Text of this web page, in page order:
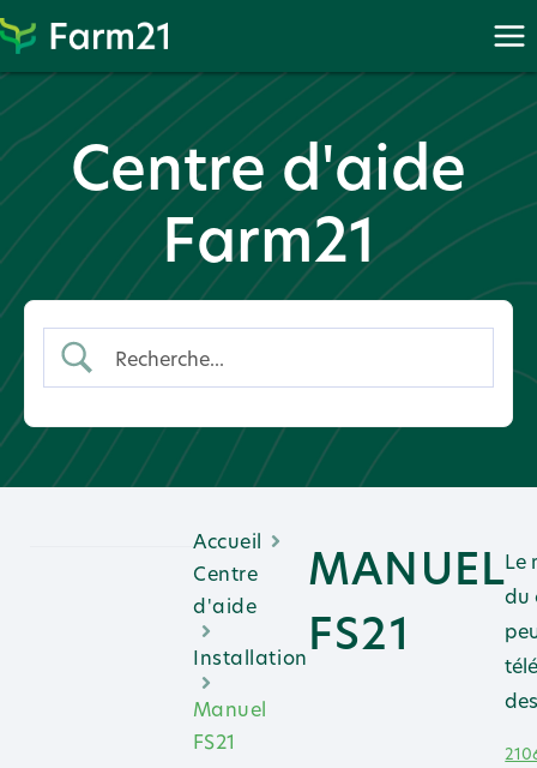
Proc
Procéder
à
PayPal
Centre d'aide
Farm21
Accueil
Centre
d'aide
Installation
Manuel
FS21
MANUEL
FS21
Le
du